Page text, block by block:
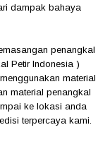
dampak bahaya
penangkal
Petir Indonesia )
material
material penangkal
ke lokasi anda
terpercaya kami.